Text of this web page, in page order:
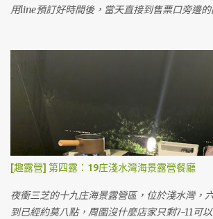
用line預訂好時間後，當天直接到售票口旁邊
們搭在旁邊的碎石區，上面有鋼架。這次露營
為搭到一半風太大把帳篷整個吹起來，鋼架的
來，帳篷就被刺穿很多個洞...如果要搭在碎石區
處是車可以停帳邊，而且這裡的碎石真的很硬
都有點受傷～💦 其實他們有提供護草墊可以自
太大這次沒用，如果用了應該走起來腳不會這
場前 搭好帳後，我們到園區參觀，這裡的營位
以會看起來比較貴，可是如果早起的話整個小
[趣露營] 第四露：19庄淺水灣海景露營餐廳
夜衝三芝的十九庄海景露營區，位於淺水灣，
到已經約莫八點，周圍沒什麼店家只剩7-11可